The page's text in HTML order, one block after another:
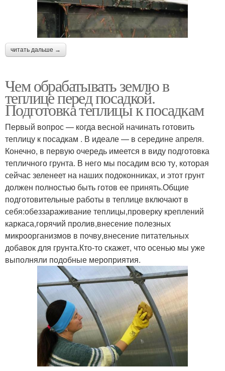
читать дальше →
Чем обрабатывать землю в
теплице перед посадкой.
Подготовка теплицы к посадкам
Первый вопрос — когда весной начинать готовить
теплицу к посадкам . В идеале — в середине апреля.
Конечно, в первую очередь имеется в виду подготовка
тепличного грунта. В него мы посадим всю ту, которая
сейчас зеленеет на наших подоконниках, и этот грунт
должен полностью быть готов ее принять.Общие
подготовительные работы в теплице включают в
себя:обеззараживание теплицы,проверку креплений
каркаса,горячий пролив,внесение полезных
микроорганизмов в почву,внесение питательных
добавок для грунта.Кто-то скажет, что осенью мы уже
выполняли подобные мероприятия.